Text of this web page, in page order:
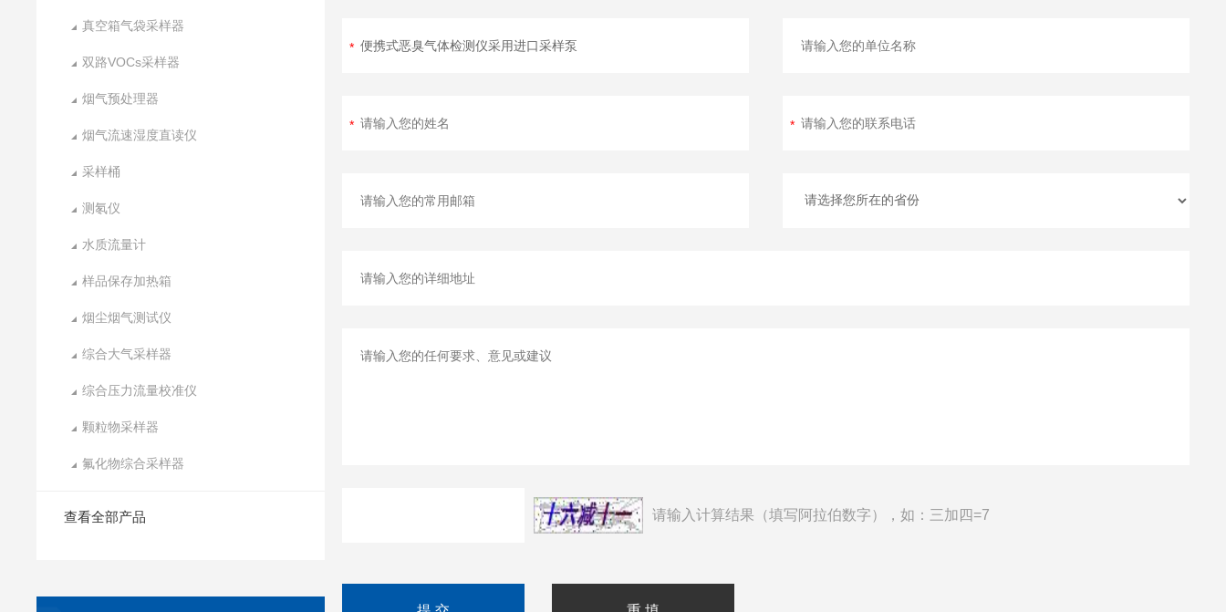
真空箱气袋采样器
双路VOCs采样器
烟气预处理器
烟气流速湿度直读仪
采样桶
测氡仪
水质流量计
样品保存加热箱
烟尘烟气测试仪
综合大气采样器
综合压力流量校准仪
颗粒物采样器
氟化物综合采样器
查看全部产品 请输入计算结果（填写阿拉伯数字），如：三加四=7